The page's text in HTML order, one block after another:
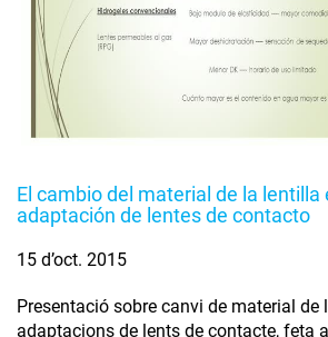
El cambio del material de la lentilla
adaptación de lentes de contacto
15 d’oct. 2015
Presentació sobre canvi de material de
adaptacions de lents de contacte, feta